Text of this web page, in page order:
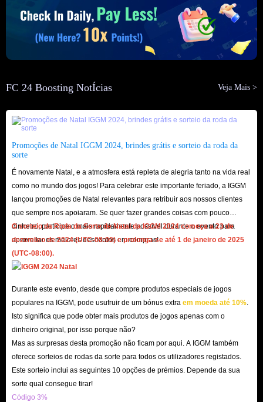
FC 24 Boosting NotÍcias Veja Mais >
Promoções de Natal IGGM 2024, brindes grátis e sorteio da roda da
sorte
É novamente Natal, e a atmosfera está repleta de alegria tanto na vida real
como no mundo dos jogos! Para celebrar este importante feriado, a IGGM
lançou promoções de Natal relevantes para retribuir aos nossos clientes
que sempre nos apoiaram. Se quer fazer grandes coisas com pouco
dinheiro, participe o mais rapidamente possível durante o evento para
aproveitar os maiores descontos em compras!
O sorteio da Roda da Sorte de Natal da IGGM 2024 começa a 23 de
dezembro de 2024 (UTC-08:00) e prolonga-se até 1 de janeiro de 2025
(UTC-08:00).
Durante este evento, desde que compre produtos especiais de jogos
populares na IGGM, pode usufruir de um bónus extra em moeda até 10%
Isto significa que pode obter mais produtos de jogos apenas com o
dinheiro original, por isso porque não?
Mas as surpresas desta promoção não ficam por aqui. A IGGM também
oferece sorteios de rodas da sorte para todos os utilizadores registados.
Este sorteio inclui as seguintes 10 opções de prémios. Depende da sua
sorte qual consegue tirar!
Código 3%